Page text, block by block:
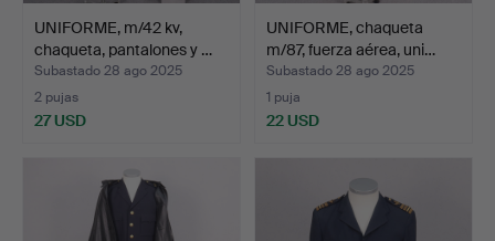
UNIFORME, m/42 kv,
chaqueta, pantalones y …
Subastado 28 ago 2025
2 pujas
27 USD
UNIFORME, chaqueta
m/87, fuerza aérea, uni…
Subastado 28 ago 2025
1 puja
22 USD